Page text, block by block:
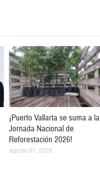
¡Puerto Vallarta se suma a la
Jornada Nacional de
Reforestación 2026!
agosto 07, 2026